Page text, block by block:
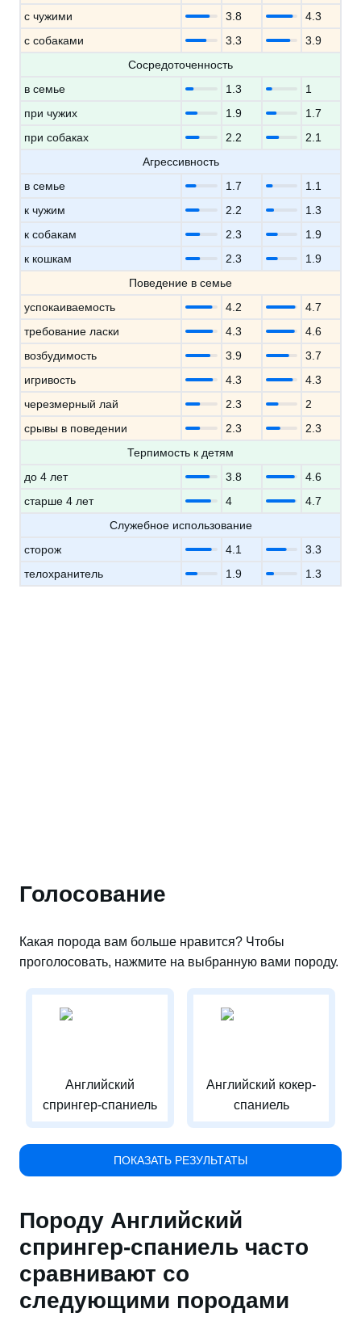
с чужими
3.8
4.3
с собаками
3.3
3.9
Сосредоточенность
в семье
1.3
1
при чужих
1.9
1.7
при собаках
2.2
2.1
Агрессивность
в семье
1.7
1.1
к чужим
2.2
1.3
к собакам
2.3
1.9
к кошкам
2.3
1.9
Поведение в семье
успокаиваемость
4.2
4.7
требование ласки
4.3
4.6
возбудимость
3.9
3.7
игривость
4.3
4.3
черезмерный лай
2.3
2
срывы в поведении
2.3
2.3
Терпимость к детям
до 4 лет
3.8
4.6
старше 4 лет
4
4.7
Служебное использование
сторож
4.1
3.3
телохранитель
1.9 1.3
Голосование
Какая порода вам больше нравится? Чтобы
проголосовать, нажмите на выбранную вами породу.
Английский
спрингер-спаниель
Английский кокер-
спаниель
ПОКАЗАТЬ РЕЗУЛЬТАТЫ
Породу Английский
спрингер-спаниель часто
сравнивают со
следующими породами